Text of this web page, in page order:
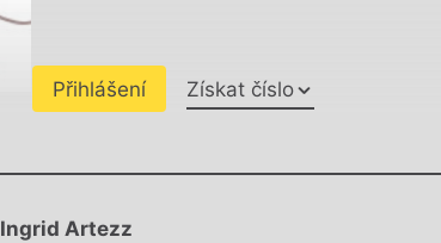
Přihlášení Získat číslo
Chviličku.
Ingrid Artezz